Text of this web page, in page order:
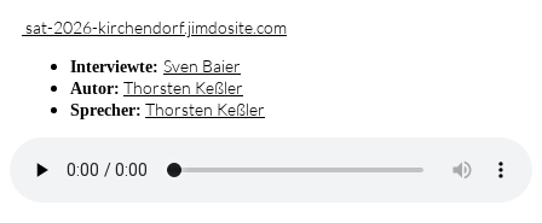
sat-2026-kirchendorf.jimdosite.com
Interviewte: Sven Baier
Autor: Thorsten Keßler
Sprecher: Thorsten Keßler